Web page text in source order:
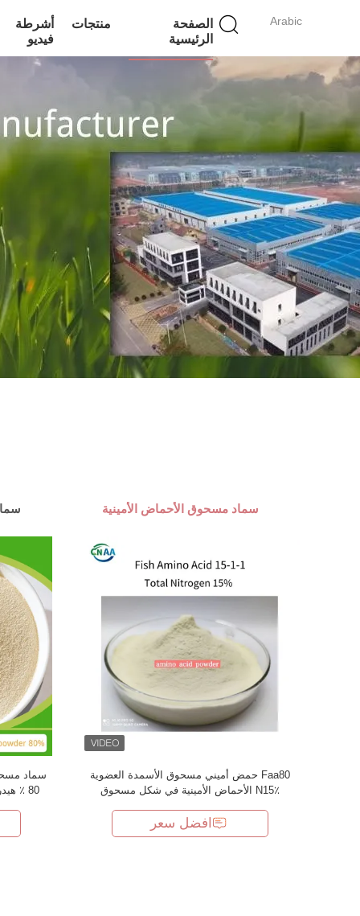
Arabic
الصفحة
الرئيسية
منتجات
أشرطة
فيديو
سماد مسحوق الأحماض الأمينية
سماد
80 ٪ هيدروليساتي لمحاصيل الخضار والفواكه
Faa80 حمض أميني مسحوق الأسمدة العضوية
N15٪ الأحماض الأمينية في شكل مسحوق
افضل سعر